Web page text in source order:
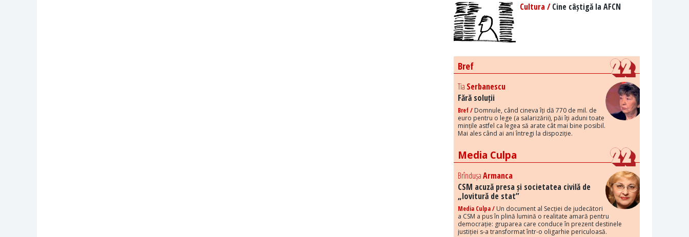
Cultura /Cine câștigă la AFCN
Bref
Tia Serbanescu
Fără soluții
Bref / Domnule, când cineva îți dă 770 de mil. de
euro pentru o lege (a salarizării), păi îți aduni toate
mințile astfel ca legea să arate cât mai bine posibil.
Mai ales când ai ani întregi la dispoziție.
Media Culpa
BrîndușaArmanca
CSM acuză presa și societatea civilă de
„lovitură de stat”
Media Culpa / Un document al Secției de judecători
a CSM a pus în plină lumină o realitate amară pentru
democrație: gruparea care conduce în prezent destinele
justiției s-a transformat într-o oligarhie periculoasă.